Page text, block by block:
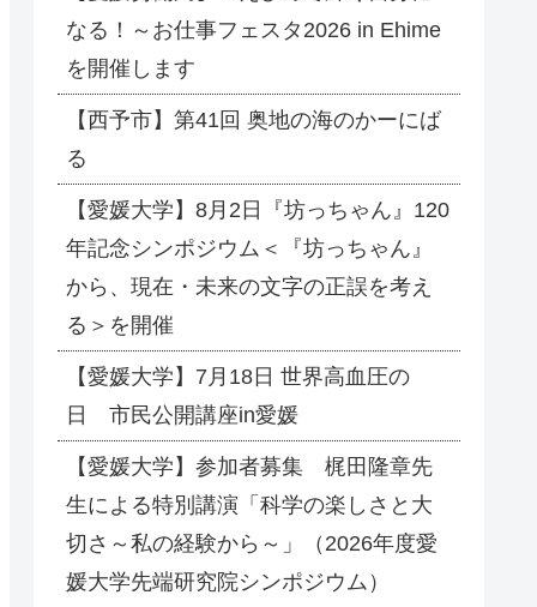
なる！～お仕事フェスタ2026 in Ehime
を開催します
【西予市】第41回 奥地の海のかーにば
る
【愛媛大学】8月2日『坊っちゃん』120
年記念シンポジウム＜『坊っちゃん』
から、現在・未来の文字の正誤を考え
る＞を開催
【愛媛大学】7月18日 世界高血圧の
日 市民公開講座in愛媛
【愛媛大学】参加者募集 梶田隆章先
生による特別講演「科学の楽しさと大
切さ～私の経験から～」（2026年度愛
媛大学先端研究院シンポジウム）